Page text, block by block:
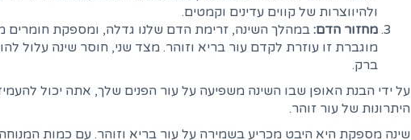
ולהיווצרות של קווים עדינים וקמטים.
מחזור הדם: במהלך השינה, זרימת הדם שלנו גדלה, ומספקת חומרים
מוגברת זו עוזרת לקדם עור בריא וזוהר. מצד שני, חוסר שינה עלול
ברק.
על ידי הבנת האופן שבו השינה משפיעה על עור הפנים שלך, אתה יכול
היתרונות של עור זוהר.
שינה מספקת היא היבט מכריע בשמירה על עור בריא וזוהר. עם כמות